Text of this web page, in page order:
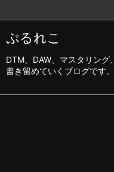
ぷるれこ
DTM、DAW、マスタリン
書き留めていくブログです。